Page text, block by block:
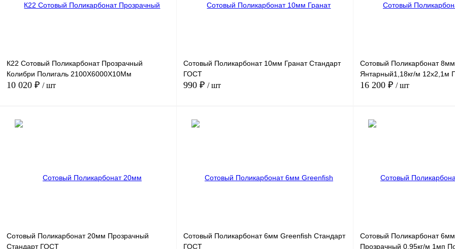
К22 Сотовый Поликарбонат Прозрачный
Колибри Полигаль 2100X6000X10Мм
10 020 ₽ / шт
Сотовый Поликарбонат 10мм Гранат Стандарт
ГОСТ
990 ₽ / шт
наличии
Сотовый Поликарбонат
Янтарный1,18кг/м 12х2,1м
16 200 ₽ / шт
Сотовый Поликарбонат 20мм Прозрачный
Стандарт ГОСТ
Сотовый Поликарбонат 6мм Greenfish Стандарт
ГОСТ
Сотовый Поликарбонат
Прозрачный 0,95кг/м 1мп